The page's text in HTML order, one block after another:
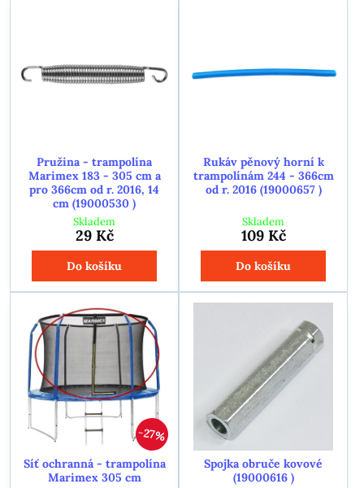
Pružina - trampolína
Marimex 183 - 305 cm a
pro 366cm od r. 2016, 14
cm (19000530 )
Skladem
29 Kč
Do košíku
Rukáv pěnový horní k
trampolínám 244 - 366cm
od r. 2016 (19000657 )
Skladem
109 Kč
Do košíku
27%
Síť ochranná - trampolína
Marimex 305 cm
Spojka obruče kovové
(19000616 )